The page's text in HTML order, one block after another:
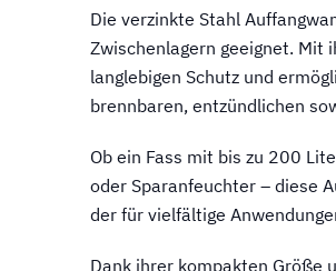
Die verzinkte Stahl
Zwischenlagern geeignet. Mit
langlebigen Schutz und
brennbaren, entzündlichen
Ob ein Fass mit bis zu 200
oder Sparanfeuchter – diese
der für vielfältige
Dank ihrer kompakten Größe